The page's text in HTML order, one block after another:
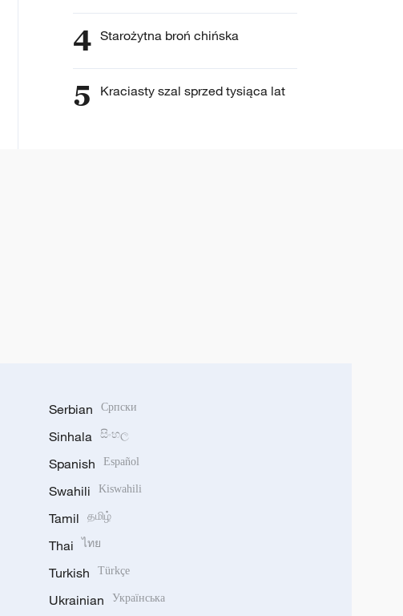
4 Starożytna broń chińska
5 Kraciasty szal sprzed tysiąca lat
Serbian Српски
Sinhala සිංහල
Spanish Español
Swahili Kiswahili
Tamil தமிழ்
Thai ไทย
Turkish Türkçe
Ukrainian Українська